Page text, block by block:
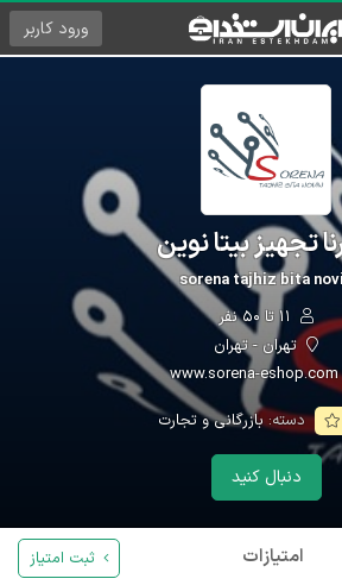
ورود کاربر
تجهیز بیتا نوین
sorena tajhiz bita
تهران - تهران
www.sorena-eshop.com
دسته:بازرگانی و تجارت
دنبال کنید
امتیازات ثبت امتیاز